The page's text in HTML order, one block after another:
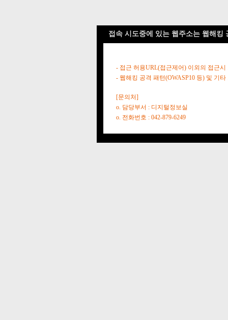
접속 시도중에 있는 웹주소는 웹해킹
- 접근 허용URL(접근제어) 이외의 접근시
- 웹해킹 공격 패턴(OWASP10 등) 및 기
[문의처]
o. 담당부서 : 디지털정보실
o. 전화번호 : 042-879-6249